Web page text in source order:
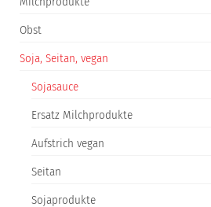
Obst
Soja, Seitan, vegan
Sojasauce
Ersatz Milchprodukte
Aufstrich vegan
Seitan
Sojaprodukte